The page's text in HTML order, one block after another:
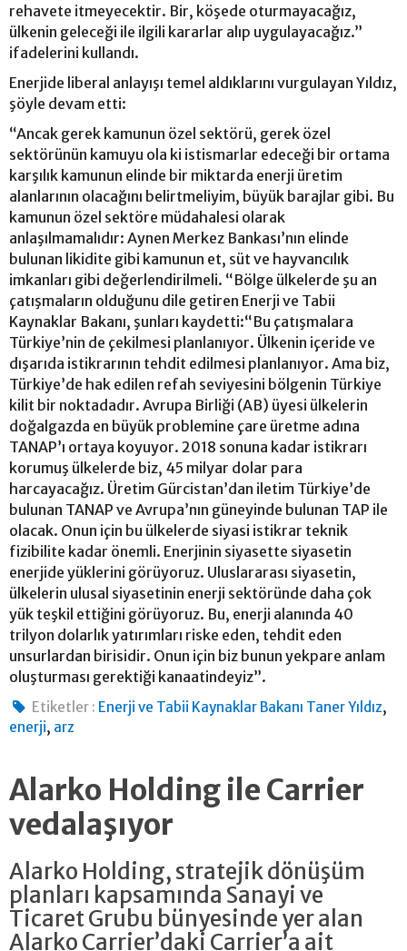
rehavete itmeyecektir. Bir, köşede oturmayacağız,
ülkenin geleceği ile ilgili kararlar alıp uygulayacağız.”
ifadelerini kullandı.
Enerjide liberal anlayışı temel aldıklarını vurgulayan Yıldız,
şöyle devam etti:
“Ancak gerek kamunun özel sektörü, gerek özel
sektörünün kamuyu ola ki istismarlar edeceği bir ortama
karşılık kamunun elinde bir miktarda enerji üretim
alanlarının olacağını belirtmeliyim, büyük barajlar gibi. Bu
kamunun özel sektöre müdahalesi olarak
anlaşılmamalıdır: Aynen Merkez Bankası’nın elinde
bulunan likidite gibi kamunun et, süt ve hayvancılık
imkanları gibi değerlendirilmeli. “Bölge ülkelerde şu an
çatışmaların olduğunu dile getiren Enerji ve Tabii
Kaynaklar Bakanı, şunları kaydetti:“Bu çatışmalara
Türkiye’nin de çekilmesi planlanıyor. Ülkenin içeride ve
dışarıda istikrarının tehdit edilmesi planlanıyor. Ama biz,
Türkiye’de hak edilen refah seviyesini bölgenin Türkiye
kilit bir noktadadır. Avrupa Birliği (AB) üyesi ülkelerin
doğalgazda en büyük problemine çare üretme adına
TANAP’ı ortaya koyuyor. 2018 sonuna kadar istikrarı
korumuş ülkelerde biz, 45 milyar dolar para
harcayacağız. Üretim Gürcistan’dan iletim Türkiye’de
bulunan TANAP ve Avrupa’nın güneyinde bulunan TAP ile
olacak. Onun için bu ülkelerde siyasi istikrar teknik
fizibilite kadar önemli. Enerjinin siyasette siyasetin
enerjide yüklerini görüyoruz. Uluslararası siyasetin,
ülkelerin ulusal siyasetinin enerji sektöründe daha çok
yük teşkil ettiğini görüyoruz. Bu, enerji alanında 40
trilyon dolarlık yatırımları riske eden, tehdit eden
unsurlardan birisidir. Onun için biz bunun yekpare anlam
oluşturması gerektiği kanaatindeyiz”.
Etiketler : Enerji ve Tabii Kaynaklar Bakanı Taner Yıldız,
enerji, arz
Alarko Holding ile Carrier
vedalaşıyor
Alarko Holding, stratejik dönüşüm
planları kapsamında Sanayi ve
Ticaret Grubu bünyesinde yer alan
Alarko Carrier’daki Carrier’a ait